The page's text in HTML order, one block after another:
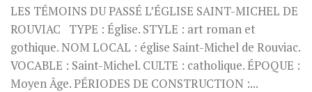
LES TÉMOINS DU PASSÉ L’ÉGLISE SAINT-MICHEL DE
ROUVIAC TYPE : Église. STYLE : art roman et
gothique. NOM LOCAL : église Saint-Michel de Rouviac.
VOCABLE : Saint-Michel. CULTE : catholique. ÉPOQUE :
Moyen Âge. PÉRIODES DE CONSTRUCTION :...